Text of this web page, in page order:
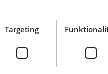
Targeting